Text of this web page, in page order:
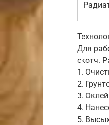
Для
скотч.
1.
2.
3.
4.
5.